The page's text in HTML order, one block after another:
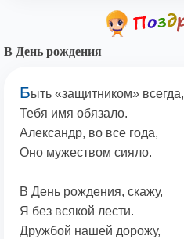
В День рождения
Быть «защитником» всегда,
Тебя имя обязало.
Александр, во все года,
Оно мужеством сияло.
В День рождения, скажу,
Я без всякой лести.
Дружбой нашей дорожу,